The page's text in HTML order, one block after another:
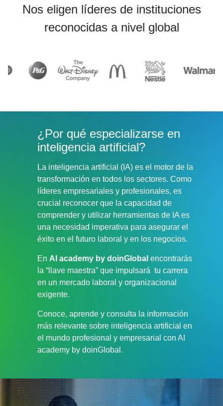
Nos eligen líderes de instituciones
reconocidas a nivel global
¿Por qué especializarse en
inteligencia artificial?
La inteligencia artificial (IA) es el motor de la
transformación en todos los sectores. Como
líderes empresariales y profesionales, es
crucial reconocer que la capacidad de
comprender y utilizar herramientas de IA es
una necesidad imperativa para asegurar el
éxito en el futuro laboral y en los negocios.
En AI academy by doinGlobal encontrarás
la “llave maestra” que impulsará tu carrera
en un mercado laboral y organizacional
exigente.
Conoce, aprende y consulta la información
más relevante sobre inteligencia artificial en
el mundo profesional y empresarial con AI
academy by doinGlobal.